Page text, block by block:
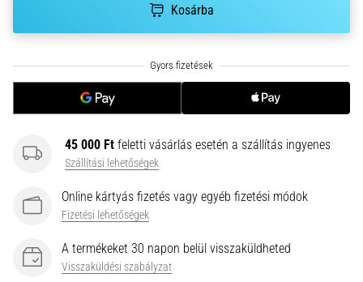
Okok,
és
megelőzés
A
más
szalag
szindróma
egy
Kosárba
45 000 Ft feletti vásárlás esetén a szállítás ingyenes
Szállítási lehetőségek
Online kártyás fizetés vagy egyéb fizetési módok
Fizetési lehetőségek
A termékeket 30 napon belül visszaküldheted
Visszaküldési szabályzat